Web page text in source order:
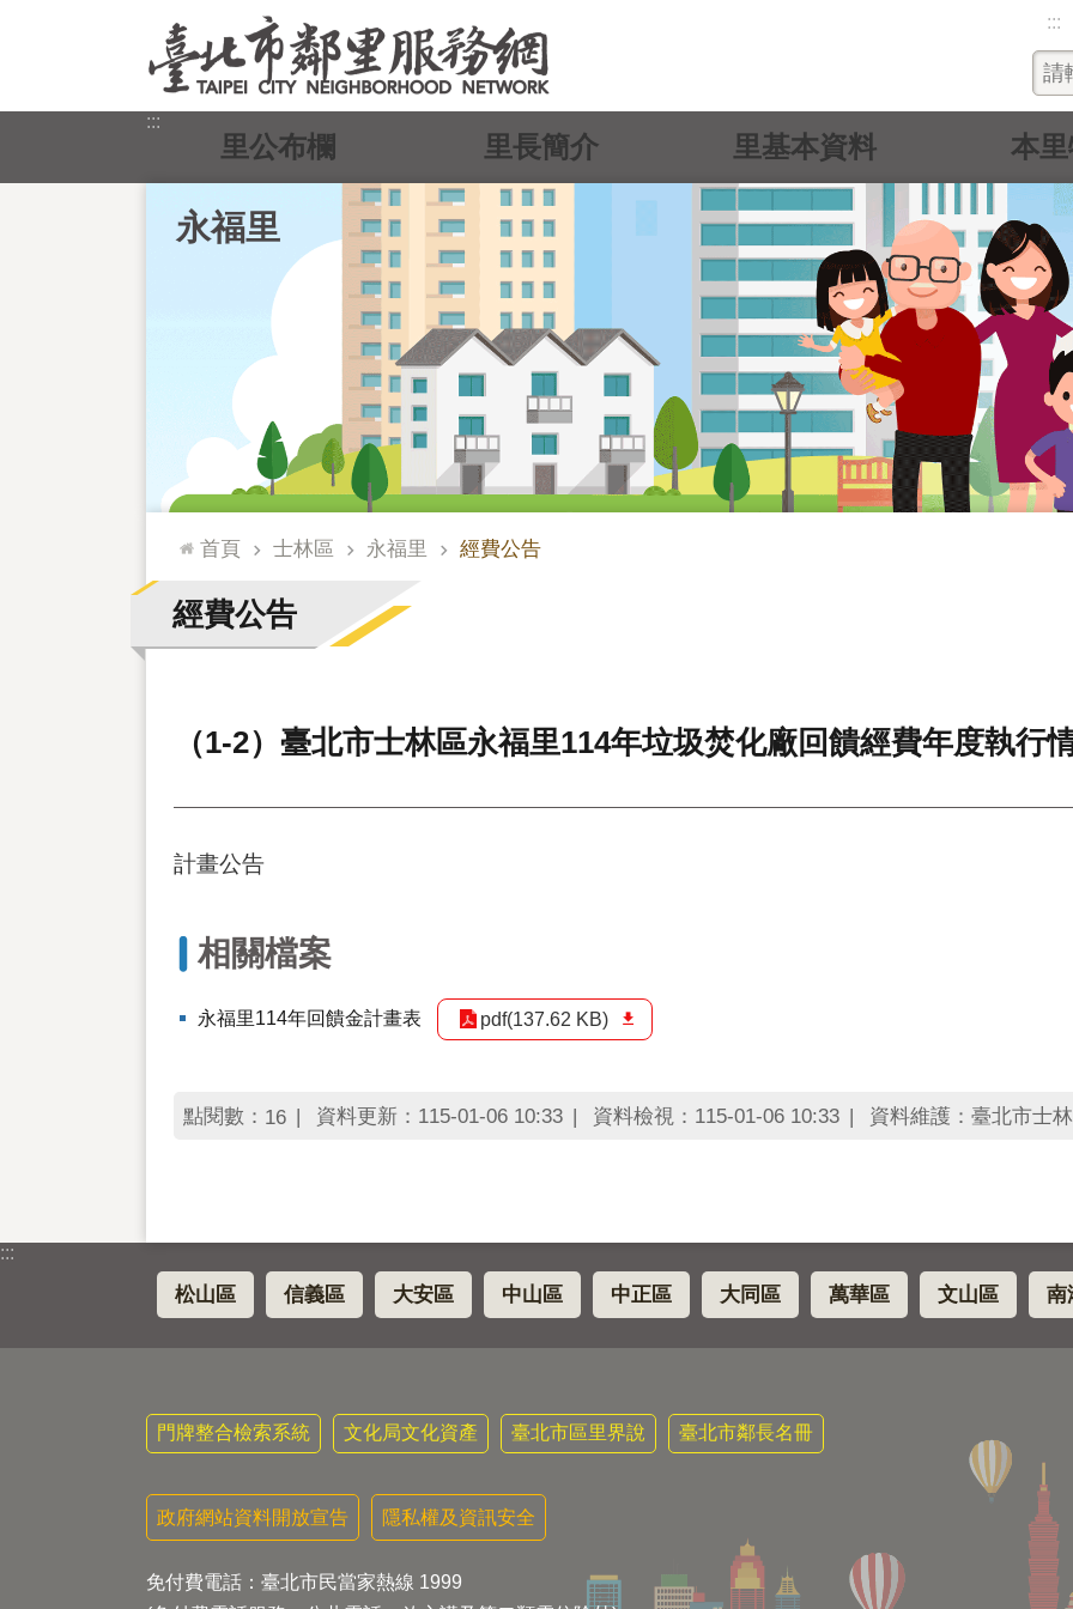
:::
:::
永福里
里公布欄 里長簡介 里基本資料 本
::: 首頁 士林區 永福里 經費公告
經費公告
（1-2）臺北市士林區永福里114年垃圾焚化廠回饋經費年度執行
計畫公告
相關檔案
永福里114年回饋金計畫表 pdf(137.62 KB)
點閱數： 16 資料更新：115-01-06 10:33 資料檢視：115-01-06 10:33 資料維護：臺北市士
:::
松山區 信義區 大安區 中山區 中正區 大同區 萬華區 文山區 南
門牌整合檢索系統 文化局文化資產 臺北市區里界說 臺北市鄰長名冊
政府網站資料開放宣告 隱私權及資訊安全
免付費電話：臺北市民當家熱線 1999